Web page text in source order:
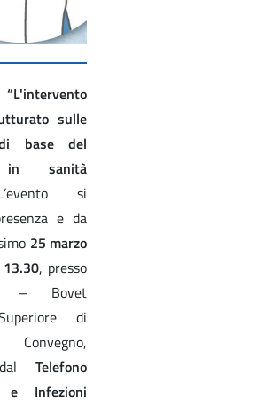
sulle
base del
in sanità
si
e da
25 marzo
, presso
– Bovet
di
dalTelefono
e Infezioni